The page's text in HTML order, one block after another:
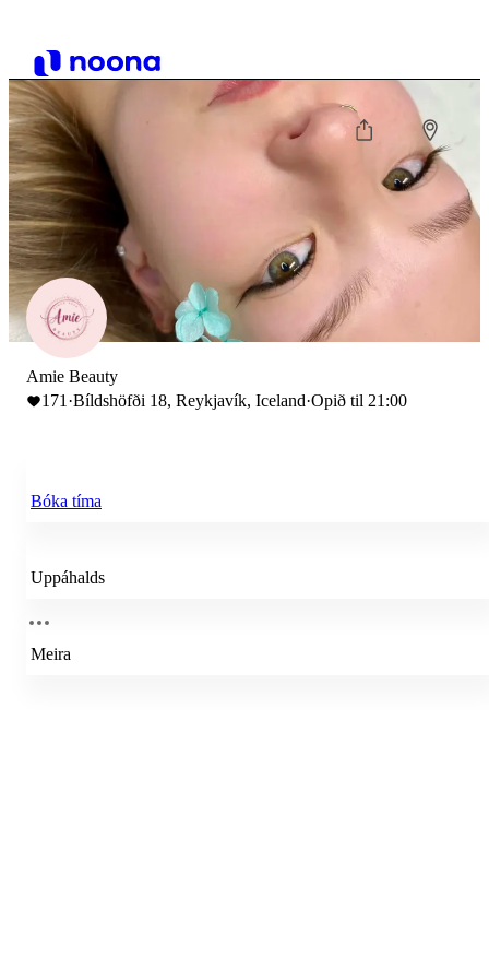
Amie Beauty
171 ·Bíldshöfði 18, Reykjavík, Iceland·Opið til 21:00
Bóka tíma
Uppáhalds
Meira